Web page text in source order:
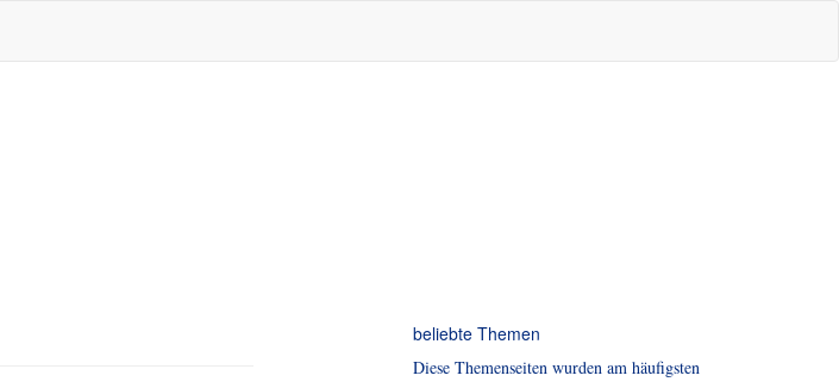
beliebte Themen
Diese Themenseiten wurden am häufigsten